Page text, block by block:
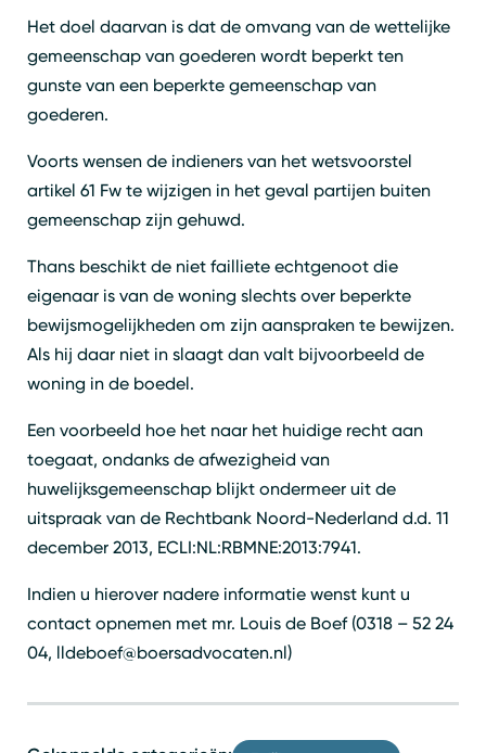
Het doel daarvan is dat de omvang van de wettelijke
gemeenschap van goederen wordt beperkt ten
gunste van een beperkte gemeenschap van
goederen.
Voorts wensen de indieners van het wetsvoorstel
artikel 61 Fw te wijzigen in het geval partijen buiten
gemeenschap zijn gehuwd.
Thans beschikt de niet failliete echtgenoot die
eigenaar is van de woning slechts over beperkte
bewijsmogelijkheden om zijn aanspraken te bewijzen.
Als hij daar niet in slaagt dan valt bijvoorbeeld de
woning in de boedel.
Een voorbeeld hoe het naar het huidige recht aan
toegaat, ondanks de afwezigheid van
huwelijksgemeenschap blijkt ondermeer uit de
uitspraak van de Rechtbank Noord-Nederland d.d. 11
december 2013, ECLI:NL:RBMNE:2013:7941.
Indien u hierover nadere informatie wenst kunt u
contact opnemen met mr. Louis de Boef (0318 – 52 24
04, lldeboef@boersadvocaten.nl)
Zoeken Sluiten